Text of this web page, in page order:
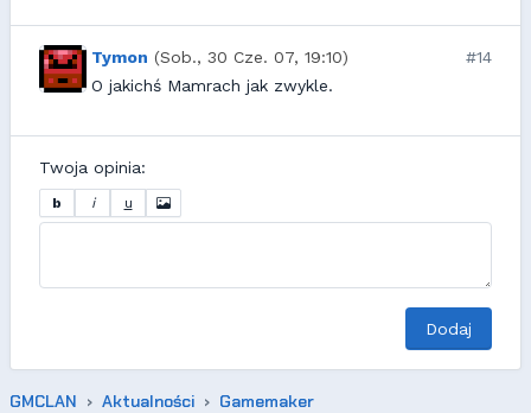
Tymon (Sob., 30 Cze. 07, 19:10)
#14
O jakichś Mamrach jak zwykle.
Twoja opinia:
b i u
Dodaj
GMCLAN Aktualności Gamemaker